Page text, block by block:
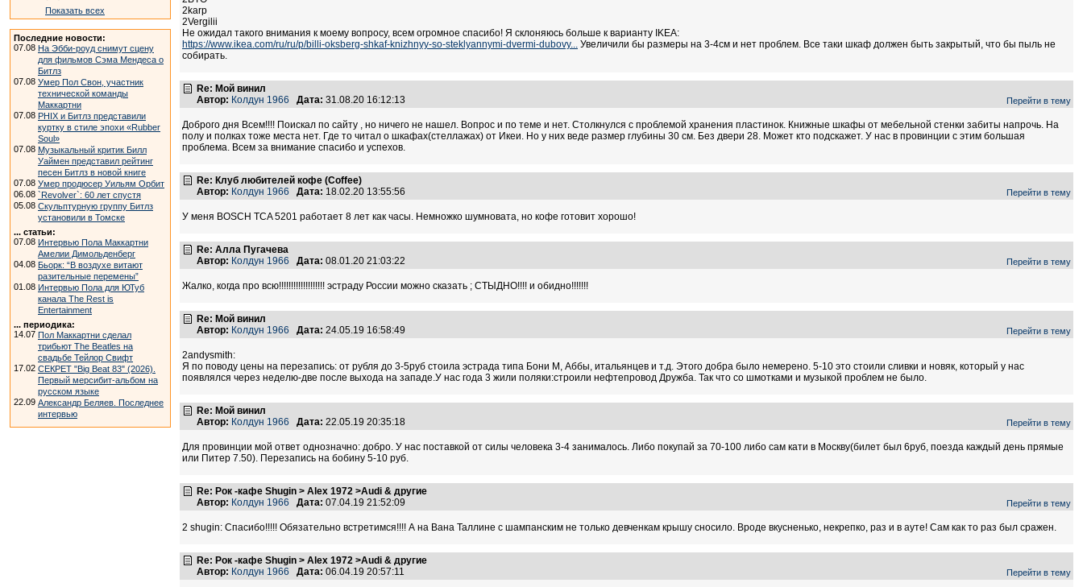
Показать всех
Последние новости:
07.08 На Эбби-роуд снимут сцену
для фильмов Сэма Мендеса о
Битлз
07.08 Умер Пол Свон, участник
технической команды
Маккартни
07.08 PHIX и Битлз представили
куртку в стиле эпохи «Rubber
Soul»
07.08 Музыкальный критик Билл
Уаймен представил рейтинг
песен Битлз в новой книге
07.08 Умер продюсер Уильям Орбит
06.08 `Revolver`: 60 лет спустя
05.08 Скульптурную группу Битлз
установили в Томске
... статьи:
07.08 Интервью Пола Маккартни
Амелии Димольденберг
04.08 Бьорк: “В воздухе витают
разительные перемены”
01.08 Интервью Пола для ЮТуб
канала The Rest is
Entertainment
... периодика:
14.07 Пол Маккартни сделал
трибьют The Beatles на
свадьбе Тейлор Свифт
17.02 СЕКРЕТ "Big Beat 83" (2026).
Первый мерсибит-альбом на
русском языке
22.09 Александр Беляев. Последнее
интервью
2karp
2Vergilii
Не ожидал такого внимания к моему вопросу, всем огромное спасибо! Я склоняюсь больше к варианту IKEA:
https://www.ikea.com/ru/ru/p/billi-oksberg-shkaf-knizhnyy-so-steklyannymi-dvermi-dubovy...
Увеличили бы размеры на 3-4см и нет проблем. Все таки шкаф должен быть закрытый, что бы пыль не
собирать.
Re: Мой винил
Автор: Колдун 1966 Дата: 31.08.20 16:12:13 Перейти в тему
Доброго дня Всем!!!! Поискал по сайту , но ничего не нашел. Вопрос и по теме и нет. Столкнулся с проблемой хранения пластинок. Книжные шкафы от мебельной стенки забиты напрочь. На
полу и полках тоже места нет. Где то читал о шкафах(стеллажах) от Икеи. Но у них веде размер глубины 30 см. Без двери 28. Может кто подскажет. У нас в провинции с этим большая
проблема. Всем за внимание спасибо и успехов.
Re: Клуб любителей кофе (Coffee)
Автор: Колдун 1966 Дата: 18.02.20 13:55:56 Перейти в тему
У меня BOSCH TCA 5201 работает 8 лет как часы. Немножко шумновата, но кофе готовит хорошо!
Re: Алла Пугачева
Автор: Колдун 1966 Дата: 08.01.20 21:03:22 Перейти в тему
Жалко, когда про всю!!!!!!!!!!!!!!!!!!! эстраду России можно сказать ; СТЫДНО!!!! и обидно!!!!!!!
Re: Мой винил
Автор: Колдун 1966 Дата: 24.05.19 16:58:49 Перейти в тему
2andysmith:
Я по поводу цены на перезапись: от рубля до 3-5руб стоила эстрада типа Бони М, Аббы, итальянцев и т.д. Этого добра было немерено. 5-10 это стоили сливки и новяк, который у нас
появлялся через неделю-две после выхода на западе.У нас года 3 жили поляки:строили нефтепровод Дружба. Так что со шмотками и музыкой проблем не было.
Re: Мой винил
Автор: Колдун 1966 Дата: 22.05.19 20:35:18 Перейти в тему
Для провинции мой ответ однозначно: добро. У нас поставкой от силы человека 3-4 занималось. Либо покупай за 70-100 либо сам кати в Москву(билет был 6руб, поезда каждый день прямые
или Питер 7.50). Перезапись на бобину 5-10 руб.
Re: Рок -кафе Shugin > Alex 1972 >Audi & другие
Автор: Колдун 1966 Дата: 07.04.19 21:52:09 Перейти в тему
2 shugin: Спасибо!!!!! Обязательно встретимся!!!! А на Вана Таллине с шампанским не только девченкам крышу сносило. Вроде вкусненько, некрепко, раз и в ауте! Сам как то раз был сражен.
Re: Рок -кафе Shugin > Alex 1972 >Audi & другие
Автор: Колдун 1966 Дата: 06.04.19 20:57:11 Перейти в тему